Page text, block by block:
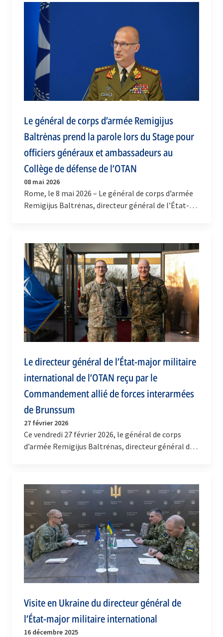
Le général de corps d’armée Remigijus
Baltrėnas prend la parole lors du Stage pour
officiers généraux et ambassadeurs au
Collège de défense de l’OTAN
08 mai 2026
Rome, le 8 mai 2026 – Le général de corps d’armée
Remigijus Baltrėnas, directeur général de l’État-
Le directeur général de l’État-major militaire
international de l’OTAN reçu par le
Commandement allié de forces interarmées
de Brunssum
27 février 2026
Ce vendredi 27 février 2026, le général de corps
d’armée Remigijus Baltrėnas, directeur général de
Visite en Ukraine du directeur général de
l’État-major militaire international
16 décembre 2025